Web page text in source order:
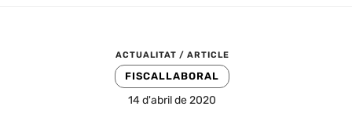
ACTUALITAT / ARTICLE
FISCALLABORAL
14 d'abril de 2020